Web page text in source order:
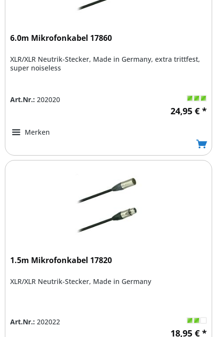
6.0m Mikrofonkabel 17860
XLR/XLR Neutrik-Stecker, Made in Germany, extra trittfest,
super noiseless
Art.Nr.: 202020
24,95 € *
Merken
1.5m Mikrofonkabel 17820
XLR/XLR Neutrik-Stecker, Made in Germany
Art.Nr.: 202022
18,95 € *